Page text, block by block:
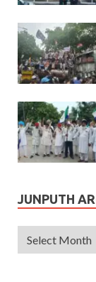
JUNPUTH